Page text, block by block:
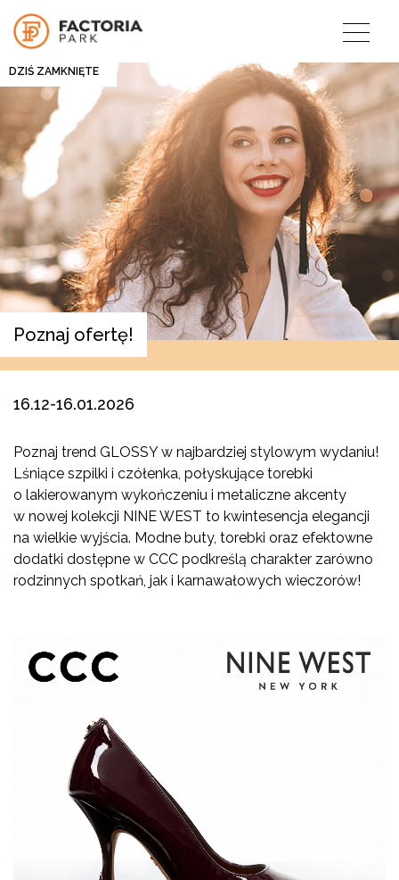
DZIŚ ZAMKNIĘTE
Poznaj ofertę!
16.12-16.01.2026
Poznaj trend GLOSSY w najbardziej stylowym wydaniu!
Lśniące szpilki i czółenka, połyskujące torebki
o lakierowanym wykończeniu i metaliczne akcenty
w nowej kolekcji NINE WEST to kwintesencja elegancji
na wielkie wyjścia. Modne buty, torebki oraz efektowne
dodatki dostępne w CCC podkreślą charakter zarówno
rodzinnych spotkań, jak i karnawałowych wieczorów!